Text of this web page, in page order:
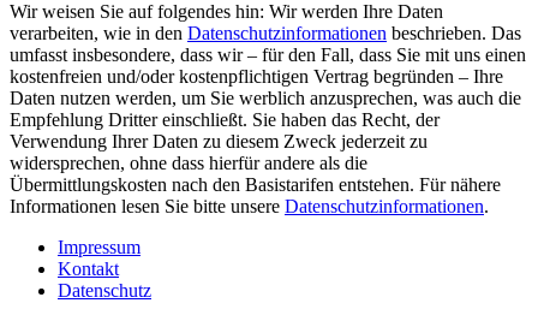
Wir weisen Sie auf folgendes hin: Wir werden Ihre Daten
verarbeiten, wie in den Datenschutzinformationen beschrieben. Das
umfasst insbesondere, dass wir – für den Fall, dass Sie mit uns einen
kostenfreien und/oder kostenpflichtigen Vertrag begründen – Ihre
Daten nutzen werden, um Sie werblich anzusprechen, was auch die
Empfehlung Dritter einschließt. Sie haben das Recht, der
Verwendung Ihrer Daten zu diesem Zweck jederzeit zu
widersprechen, ohne dass hierfür andere als die
Übermittlungskosten nach den Basistarifen entstehen. Für nähere
Informationen lesen Sie bitte unsere Datenschutzinformationen.
Impressum
Kontakt
Datenschutz